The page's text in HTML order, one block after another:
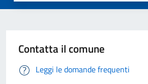
Contatta il comune
Leggi le domande frequenti